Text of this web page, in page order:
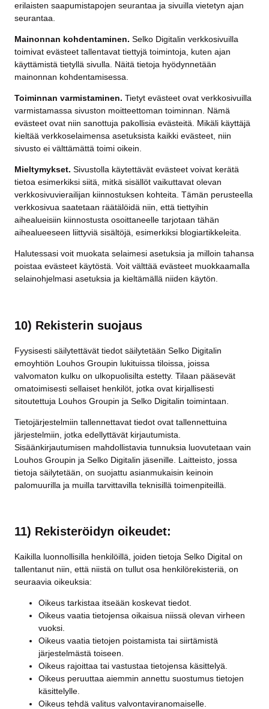
erilaisten saapumistapojen seurantaa ja sivuilla vietetyn ajan
seurantaa.
Mainonnan kohdentaminen. Selko Digitalin verkkosivuilla
toimivat evästeet tallentavat tiettyjä toimintoja, kuten ajan
käyttämistä tietyllä sivulla. Näitä tietoja hyödynnetään
mainonnan kohdentamisessa.
Toiminnan varmistaminen. Tietyt evästeet ovat verkkosivuilla
varmistamassa sivuston moitteettoman toiminnan. Nämä
evästeet ovat niin sanottuja pakollisia evästeitä. Mikäli käyttäjä
kieltää verkkoselaimensa asetuksista kaikki evästeet, niin
sivusto ei välttämättä toimi oikein.
Mieltymykset. Sivustolla käytettävät evästeet voivat kerätä
tietoa esimerkiksi siitä, mitkä sisällöt vaikuttavat olevan
verkkosivuvierailijan kiinnostuksen kohteita. Tämän perusteella
verkkosivua saatetaan räätälöidä niin, että tiettyihin
aihealueisiin kiinnostusta osoittaneelle tarjotaan tähän
aihealueeseen liittyviä sisältöjä, esimerkiksi blogiartikkeleita.
Halutessasi voit muokata selaimesi asetuksia ja milloin tahansa
poistaa evästeet käytöstä. Voit välttää evästeet muokkaamalla
selainohjelmasi asetuksia ja kieltämällä niiden käytön.
10) Rekisterin suojaus
Fyysisesti säilytettävät tiedot säilytetään Selko Digitalin
emoyhtiön Louhos Groupin lukituissa tiloissa, joissa
valvomaton kulku on ulkopuolisilta estetty. Tilaan pääsevät
omatoimisesti sellaiset henkilöt, jotka ovat kirjallisesti
sitoutettuja Louhos Groupin ja Selko Digitalin toimintaan.
Tietojärjestelmiin tallennettavat tiedot ovat tallennettuina
järjestelmiin, jotka edellyttävät kirjautumista.
Sisäänkirjautumisen mahdollistavia tunnuksia luovutetaan vain
Louhos Groupin ja Selko Digitalin jäsenille. Laitteisto, jossa
tietoja säilytetään, on suojattu asianmukaisin keinoin
palomuurilla ja muilla tarvittavilla teknisillä toimenpiteillä.
11) Rekisteröidyn oikeudet:
Kaikilla luonnollisilla henkilöillä, joiden tietoja Selko Digital on
tallentanut niin, että niistä on tullut osa henkilörekisteriä, on
seuraavia oikeuksia:
Oikeus tarkistaa itseään koskevat tiedot.
Oikeus vaatia tietojensa oikaisua niissä olevan virheen
vuoksi.
Oikeus vaatia tietojen poistamista tai siirtämistä
järjestelmästä toiseen.
Oikeus rajoittaa tai vastustaa tietojensa käsittelyä.
Oikeus peruuttaa aiemmin annettu suostumus tietojen
käsittelylle.
Oikeus tehdä valitus valvontaviranomaiselle.